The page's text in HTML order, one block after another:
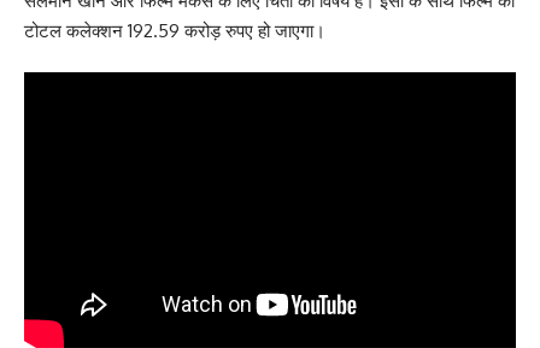
टोटल कलेक्शन 192.59 करोड़ रुपए हो जाएगा।